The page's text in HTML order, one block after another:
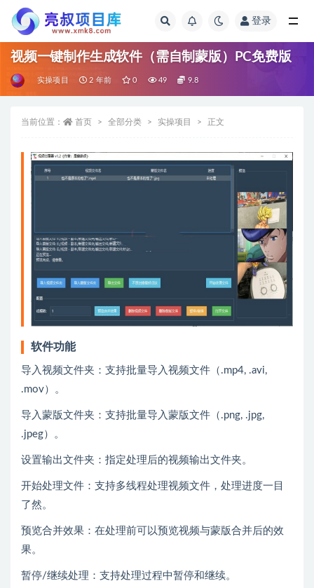
登录
视频一键制作生成软件（需自制蒙版）PC免费版
实操项目 2 年前 0 49 9.8
当前位置： 首页 全部分类 实操项目 正文
软件功能
导入视频文件夹：支持批量导入视频文件（.mp4, .avi,
.mov）。
导入蒙版文件夹：支持批量导入蒙版文件（.png, .jpg,
.jpeg）。
设置输出文件夹：指定处理后的视频输出文件夹。
开始处理文件：支持多线程处理视频文件，处理进度一目
了然。
预览合并效果：在处理前可以预览视频与蒙版合并后的效
果。
暂停/继续处理：支持处理过程中暂停和继续。